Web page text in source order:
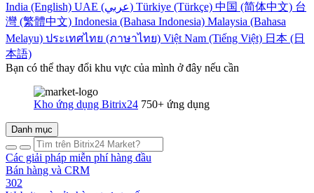
India (English)
UAE (عربي) Türkiye (Türkçe) 中国 (简体中文) 台
灣 (繁體中文) Indonesia (Bahasa Indonesia) Malaysia (Bahasa
Melayu) ประเทศไทย (ภาษาไทย) Việt Nam (Tiếng Việt) 日本 (日
本語)
Bạn có thể thay đổi khu vực của mình ở đây nếu cần
Kho ứng dụng Bitrix24 750+ ứng dụng
Danh mục
Các giải pháp miễn phí hàng đầu
Bán hàng và CRM
302